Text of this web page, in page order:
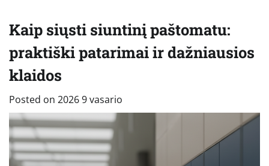
Kaip siųsti siuntinį paštomatu:
praktiški patarimai ir dažniausios
klaidos
Posted on 2026 9 vasario